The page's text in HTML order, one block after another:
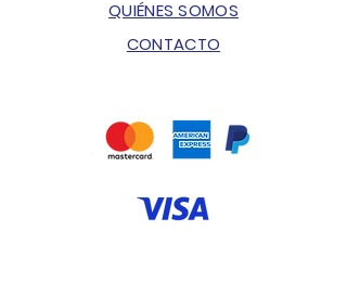
QUIÉNES SOMOS
CONTACTO